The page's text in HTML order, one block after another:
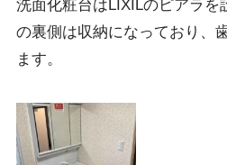
洗面化粧台はLIXILのピアラを
の裏側は収納になっており、
ます。